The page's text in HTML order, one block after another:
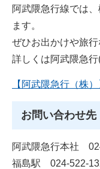
阿武隈急行線では
ます。
ぜひお出かけや旅行
詳しくは阿武隈急行
【阿武隈急行（株
お問い合わせ先
阿武隈急行本社
福島駅 024-522-